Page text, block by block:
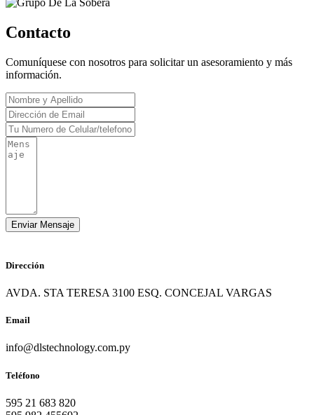
Contacto
Comuníquese con nosotros para solicitar un asesoramiento y más
información.
Dirección
AVDA. STA TERESA 3100 ESQ. CONCEJAL VARGAS
Email
info@dlstechnology.com.py
Teléfono
595 21 683 820